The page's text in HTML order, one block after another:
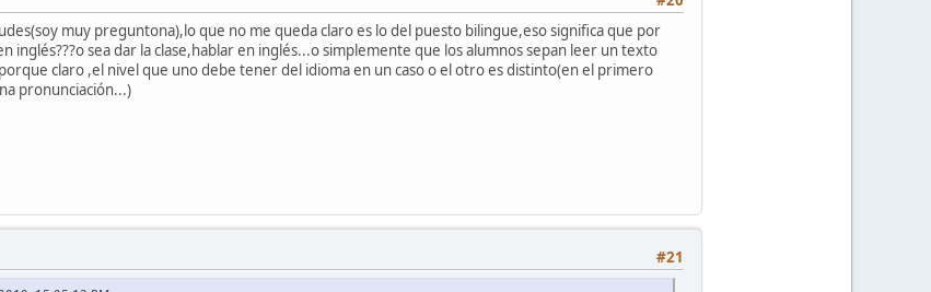
muy preguntona),lo que no me queda claro es lo del puesto bilingue,eso significa que por
inglés???o sea dar la clase,hablar en inglés...o simplemente que los alumnos sepan leer un texto
claro ,el nivel que uno debe tener del idioma en un caso o el otro es distinto(en el primero
pronunciación...)
#21